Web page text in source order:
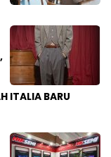
ITALIA BARU